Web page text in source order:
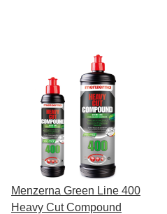
Menzerna Green Line 400
Heavy Cut Compound